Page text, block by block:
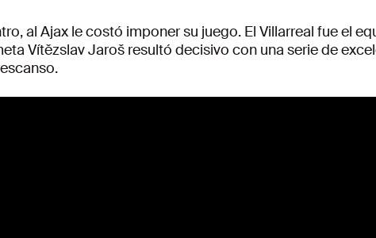
al Ajax le costó imponer su juego. El Villarreal fue el
Vítězslav Jaroš resultó decisivo con una serie de